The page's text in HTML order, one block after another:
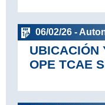
06/02/26 -
UBICACIÓN
OPE TCAE